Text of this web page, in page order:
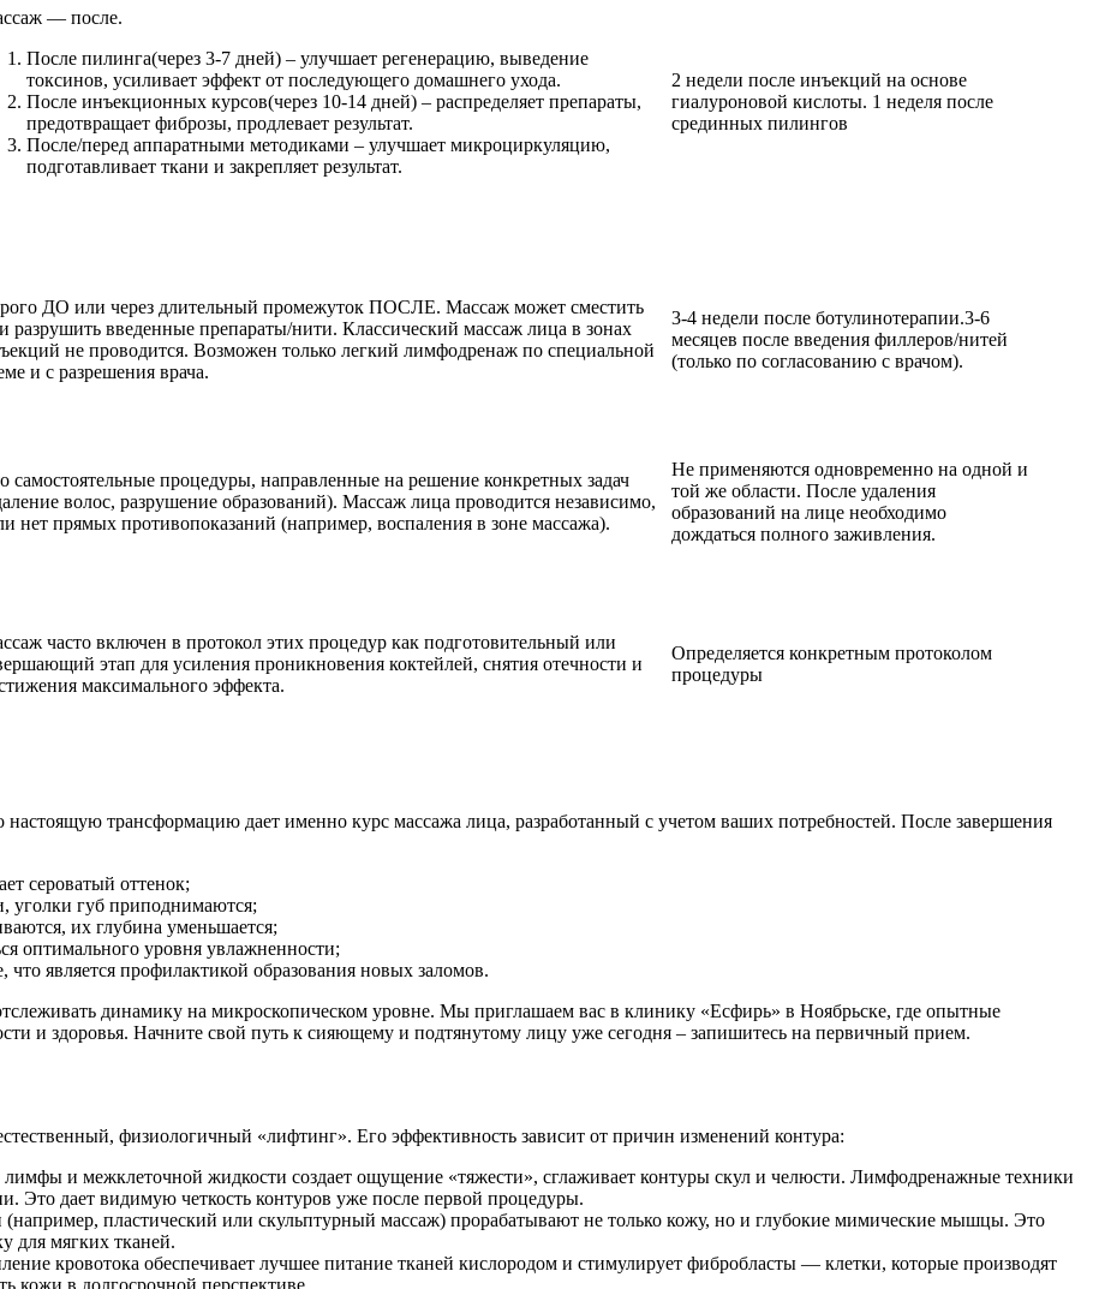
— после.
После пилинга(через 3-7 дней) – улучшает регенерацию, выведение
токсинов, усиливает эффект от последующего домашнего ухода.
После инъекционных курсов(через 10-14 дней) – распределяет препараты,
предотвращает фиброзы, продлевает результат.
После/перед аппаратными методиками – улучшает микроциркуляцию,
подготавливает ткани и закрепляет результат.
2 недели после инъекций на основе
гиалуроновой кислоты. 1 неделя после
срединных пилингов
ДО или через длительный промежуток ПОСЛЕ. Массаж может сместить
разрушить введенные препараты/нити. Классический массаж лица в зонах
не проводится. Возможен только легкий лимфодренаж по специальной
и с разрешения врача.
3-4 недели после ботулинотерапии.3-6
месяцев после введения филлеров/нитей
(только по согласованию с врачом).
самостоятельные процедуры, направленные на решение конкретных задач
волос, разрушение образований). Массаж лица проводится независимо,
нет прямых противопоказаний (например, воспаления в зоне массажа).
Не применяются одновременно на одной и
той же области. После удаления
образований на лице необходимо
дождаться полного заживления.
часто включен в протокол этих процедур как подготовительный или
этап для усиления проникновения коктейлей, снятия отечности и
максимального эффекта.
Определяется конкретным протоколом
процедуры
трансформацию дает именно курс массажа лица, разработанный с учетом ваших потребностей. После завершения
сероватый оттенок;
уголки губ приподнимаются;
их глубина уменьшается;
оптимального уровня увлажненности;
является профилактикой образования новых заломов.
динамику на микроскопическом уровне. Мы приглашаем вас в клинику «Есфирь» в Ноябрьске, где опытные
и здоровья. Начните свой путь к сияющему и подтянутому лицу уже сегодня – запишитесь на первичный прием.
физиологичный «лифтинг». Его эффективность зависит от причин изменений контура:
и межклеточной жидкости создает ощущение «тяжести», сглаживает контуры скул и челюсти. Лимфодренажные техники
Это дает видимую четкость контуров уже после первой процедуры.
пластический или скульптурный массаж) прорабатывают не только кожу, но и глубокие мимические мышцы. Это
для мягких тканей.
кровотока обеспечивает лучшее питание тканей кислородом и стимулирует фибробласты — клетки, которые производят
кожи в долгосрочной перспективе.